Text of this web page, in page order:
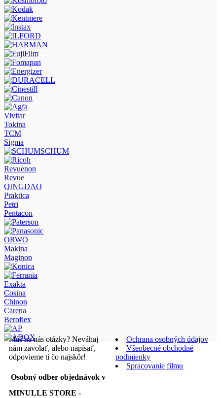
Vivitar
Tokina
TCM
Sigma
Revuenon
Revue
QINGDAO
Praktica
Petri
Pentacon
ORWO
Makina
Maginon
Exakta
Cosina
Chinon
Carena
Beroflex
Máš na nás otázky? Neváhaj
nám zavolať, alebo napísať,
odpovieme ti čo najskôr!
Osobný odber objednávok v
MINULLE STORE -
Ochrana osobných údajov
Všeobecné obchodné
podmienky
Spracovanie filmu